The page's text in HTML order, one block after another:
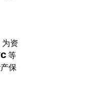
资
等
保